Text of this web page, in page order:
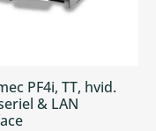
PF4i, TT, hvid.
& LAN